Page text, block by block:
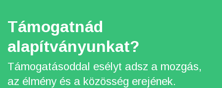
Támogatnád
alapítványunkat?
Támogatásoddal esélyt adsz a mozgás,
az élmény és a közösség erejének.